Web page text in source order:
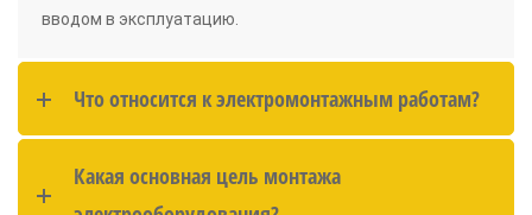
вводом в эксплуатацию.
Что относится к электромонтажным работам?
Какая основная цель монтажа